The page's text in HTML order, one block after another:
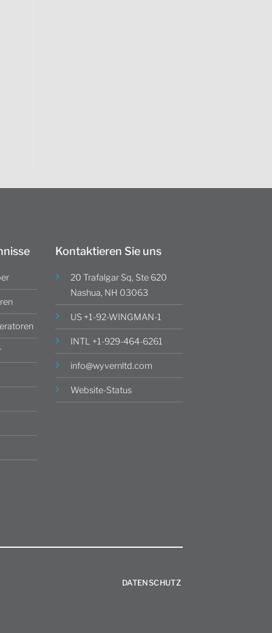
Kontaktieren Sie uns
20 Trafalgar Sq, Ste 620
Nashua, NH 03063
US +1-92-WINGMAN-1
INTL +1-929-464-6261
info@wyvernltd.com
Website-Status
DATENSCHUTZ